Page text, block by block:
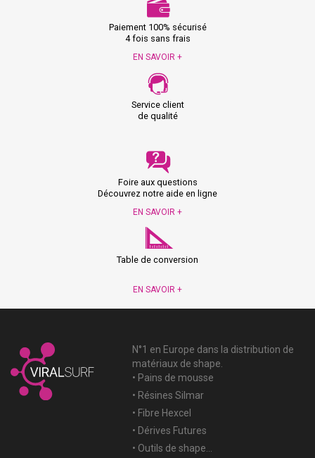
Paiement 100% sécurisé
4 fois sans frais
EN SAVOIR +
Service client
de qualité
Foire aux questions
Découvrez notre aide en ligne
EN SAVOIR +
Table de conversion
EN SAVOIR +
N°1 en Europe dans la distribution de
matériaux de shape.
• Pains de mousse
• Résines Silmar
• Fibre Hexcel
• Dérives Futures
• Outils de shape...